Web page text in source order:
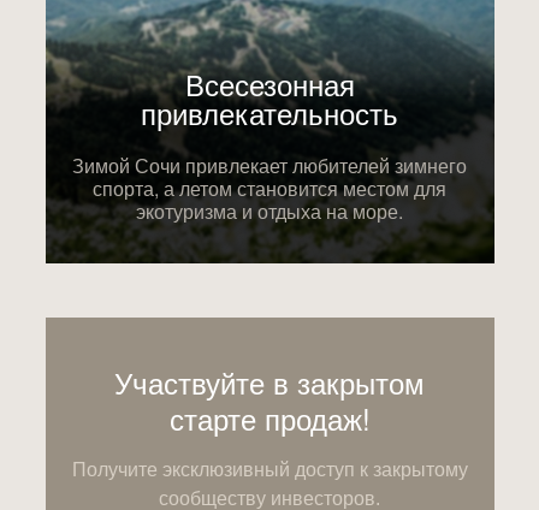
Зимой Сочи привлекает любителей зимнего
спорта, а летом становится местом для
экотуризма и отдыха на море.
Всесезонная
привлекательность
Получите эксклюзивный доступ к закрытому
сообществу инвесторов.
Участвуйте в закрытом
старте продаж!